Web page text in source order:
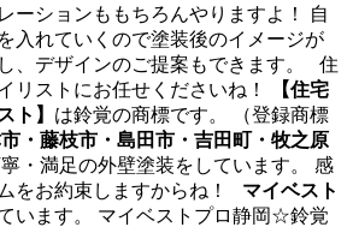
ーションももちろんやりますよ！ 自
入れていくので塗装後のイメージが
、デザインのご提案もできます。 住
リストにお任せくださいね！
【住宅
ト】 は鈴覚の商標です。 （登録商標
・藤枝市・島田市・吉田町・牧之原
・満足の外壁塗装をしています。 感
をお約束しますからね！ マイベスト
います。 マイベストプロ静岡☆鈴覚